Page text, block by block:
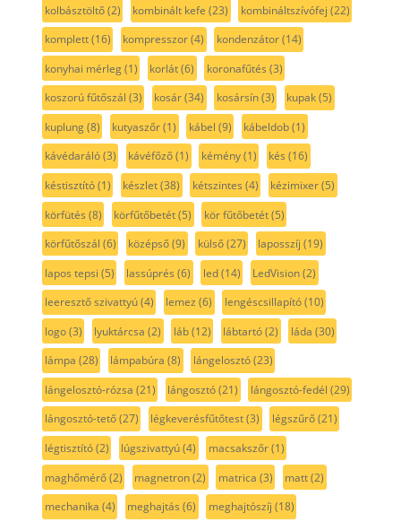
kolbásztöltő(2) kombinált kefe (23) kombináltszívófej (22)
komplett(16) kompresszor(4) kondenzátor(14)
konyhai mérleg(1) korlát(6) koronafűtés (3)
koszorú fűtőszál (3) kosár(34) kosársín(3) kupak(5)
kuplung(8) kutyaszőr(1) kábel (9) kábeldob(1)
kávédaráló(3) kávéfőző(1) kémény(1) kés (16)
késtisztító(1) készlet(38) kétszintes (4) kézimixer(5)
körfütés (8) körfűtőbetét(5) kör fűtőbetét(5)
körfűtőszál (6) középső(9) külső(27) laposszíj (19)
lapos tepsi (5) lassúprés (6) led(14) LedVision(2)
leeresztő szivattyú(4) lemez (6) lengéscsillapító(10)
logo(3) lyuktárcsa (2) láb(12) lábtartó(2) láda (30)
lámpa (28) lámpabúra (8) lángelosztó(23)
lángelosztó-rózsa (21) lángosztó(21) lángosztó-fedél (29)
lángosztó-tető(27) légkeverésfűtőtest(3) légszűrő(21)
légtisztító(2) lúgszivattyú(4) macsakszőr(1)
maghőmérő(2) magnetron(2) matrica (3) matt(2)
mechanika (4) meghajtás (6) meghajtószíj (18)